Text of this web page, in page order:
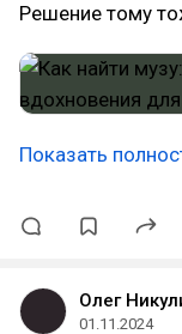
Решение тому
Показать
Олег
01.11.2024